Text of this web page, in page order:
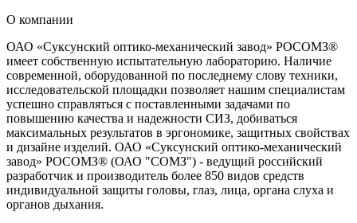
О компании
ОАО «Суксунский оптико-механический завод» РОСОМЗ®
имеет собственную испытательную лабораторию. Наличие
современной, оборудованной по последнему слову техники,
исследовательской площадки позволяет нашим специалистам
успешно справляться с поставленными задачами по
повышению качества и надежности СИЗ, добиваться
максимальных результатов в эргономике, защитных свойствах
и дизайне изделий. ОАО «Суксунский оптико-механический
завод» РОСОМЗ® (ОАО "СОМЗ") - ведущий российский
разработчик и производитель более 850 видов средств
индивидуальной защиты головы, глаз, лица, органа слуха и
органов дыхания.